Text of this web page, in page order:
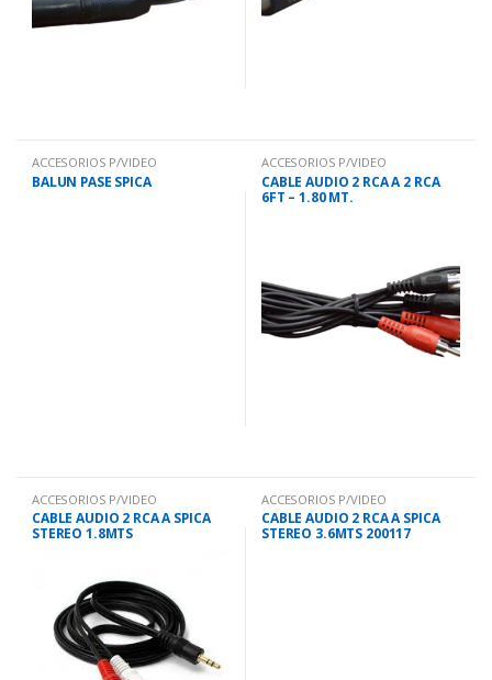
ACCESORIOS P/VIDEO
BALUN PASE SPICA
ACCESORIOS P/VIDEO
CABLE AUDIO 2 RCA A 2 RCA
6FT – 1.80 MT.
ACCESORIOS P/VIDEO
CABLE AUDIO 2 RCA A SPICA
STEREO 1.8MTS
ACCESORIOS P/VIDEO
CABLE AUDIO 2 RCA A SPICA
STEREO 3.6MTS 200117